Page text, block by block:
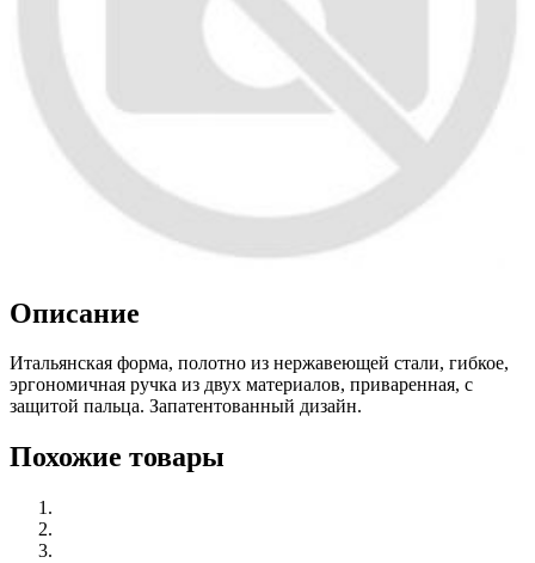
Описание
Итальянская форма, полотно из нержавеющей стали, гибкое,
эргономичная ручка из двух материалов, приваренная, с
защитой пальца. Запатентованный дизайн.
Похожие товары